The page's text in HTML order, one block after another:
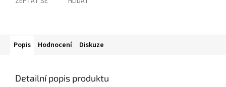
Popis Hodnocení Diskuze
Detailní popis produktu